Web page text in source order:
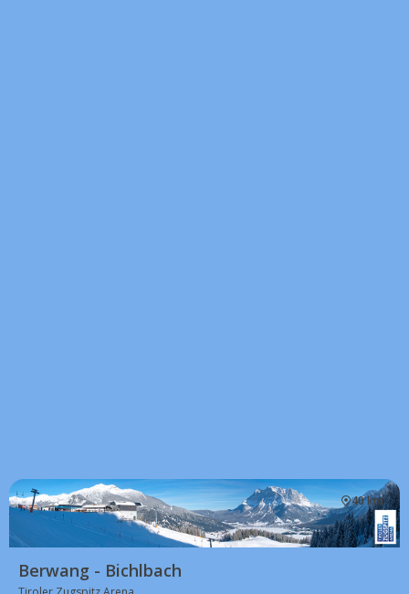
40 km
Berwang - Bichlbach